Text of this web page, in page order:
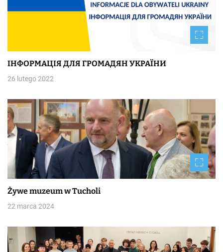
ІНФОРМАЦІЯ ДЛЯ ГРОМАДЯН УКРАЇНИ
26 lutego 2022
Żywe muzeum w Tucholi
22 marca 2024